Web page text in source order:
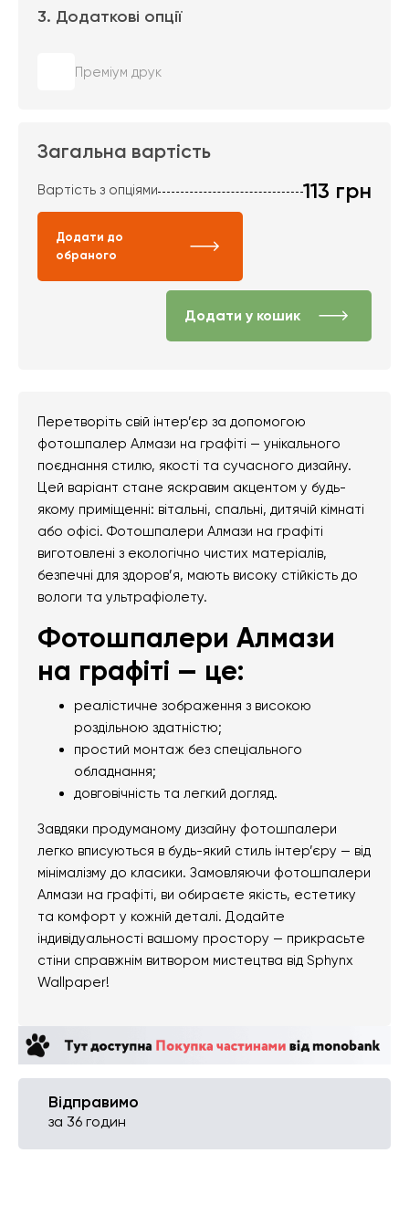
3. Додаткові опції
Преміум друк
Загальна вартість
Вартість з опціями 113 грн
Додати до
обраного
Додати у кошик
Перетворіть свій інтер’єр за допомогою
фотошпалер Алмази на графіті — унікального
поєднання стилю, якості та сучасного дизайну.
Цей варіант стане яскравим акцентом у будь-
якому приміщенні: вітальні, спальні, дитячій кімнаті
або офісі. Фотошпалери Алмази на графіті
виготовлені з екологічно чистих матеріалів,
безпечні для здоров’я, мають високу стійкість до
вологи та ультрафіолету.
Фотошпалери Алмази
на графіті — це:
реалістичне зображення з високою
роздільною здатністю;
простий монтаж без спеціального
обладнання;
довговічність та легкий догляд.
Завдяки продуманому дизайну фотошпалери
легко вписуються в будь-який стиль інтер’єру — від
мінімалізму до класики. Замовляючи фотошпалери
Алмази на графіті, ви обираєте якість, естетику
та комфорт у кожній деталі. Додайте
індивідуальності вашому простору — прикрасьте
стіни справжнім витвором мистецтва від Sphynx
Wallpaper!
Відправимо
за 36 годин